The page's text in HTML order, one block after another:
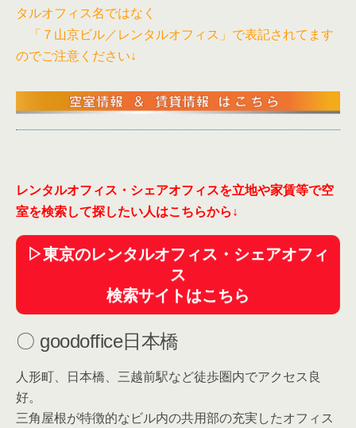
用部廊下個室レンタルオフィスで現地に行ってみて
初めて気づくこともある「半個室」のタイプ。「半
個室」タイプはリーズナブルなケースが多くそこは
タルオフィス名ではなく
「７山京ビル／レンタルオフィス」で表記されてます
のでご注意ください↓
レンタルオフィス・シェアオフィスを立地や家賃等で空
室を検索して探したい人はこちらから ↓
▷東京のレンタルオフィス・シェアオフィ
ス
検索サイトはこちら
〇 goodoffice日本橋
人形町、日本橋、三越前駅など徒歩圏内でアクセス良
好。
三角屋根が特徴的なビル内の共用部の充実したオフィス